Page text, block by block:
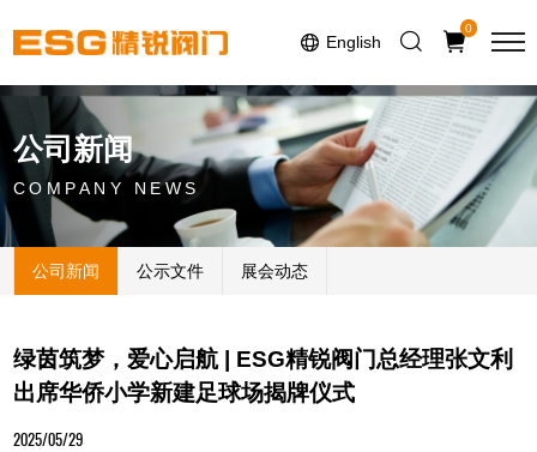
English
0
公司新闻
COMPANY NEWS
公司新闻 公示文件 展会动态
绿茵筑梦，爱心启航 | ESG精锐阀门总经理张文利
出席华侨小学新建足球场揭牌仪式
2025/05/29